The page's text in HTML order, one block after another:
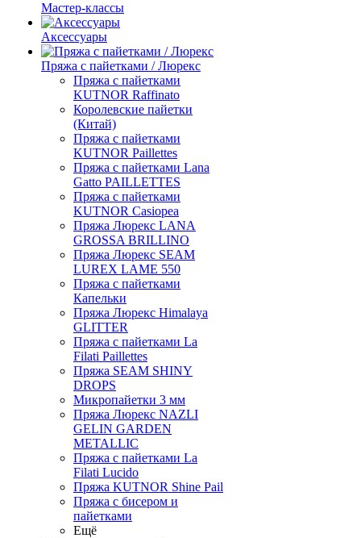
Мастер-классы
Аксессуары
Пряжа с пайетками / Люрекс
Пряжа с пайетками
KUTNOR Raffinato
Королевские пайетки
(Китай)
Пряжа с пайетками
KUTNOR Paillettes
Пряжа с пайетками Lana
Gatto PAILLETTES
Пряжа с пайетками
KUTNOR Casiopea
Пряжа Люрекс LANA
GROSSA BRILLINO
Пряжа Люрекс SEAM
LUREX LAME 550
Пряжа с пайетками
Капельки
Пряжа Люрекс Himalaya
GLITTER
Пряжа с пайетками La
Filati Paillettes
Пряжа SEAM SHINY
DROPS
Микропайетки 3 мм
Пряжа Люрекс NAZLI
GELIN GARDEN
METALLIC
Пряжа с пайетками La
Filati Lucido
Пряжа KUTNOR Shine Pail
Пряжа с бисером и
пайетками
Ещё